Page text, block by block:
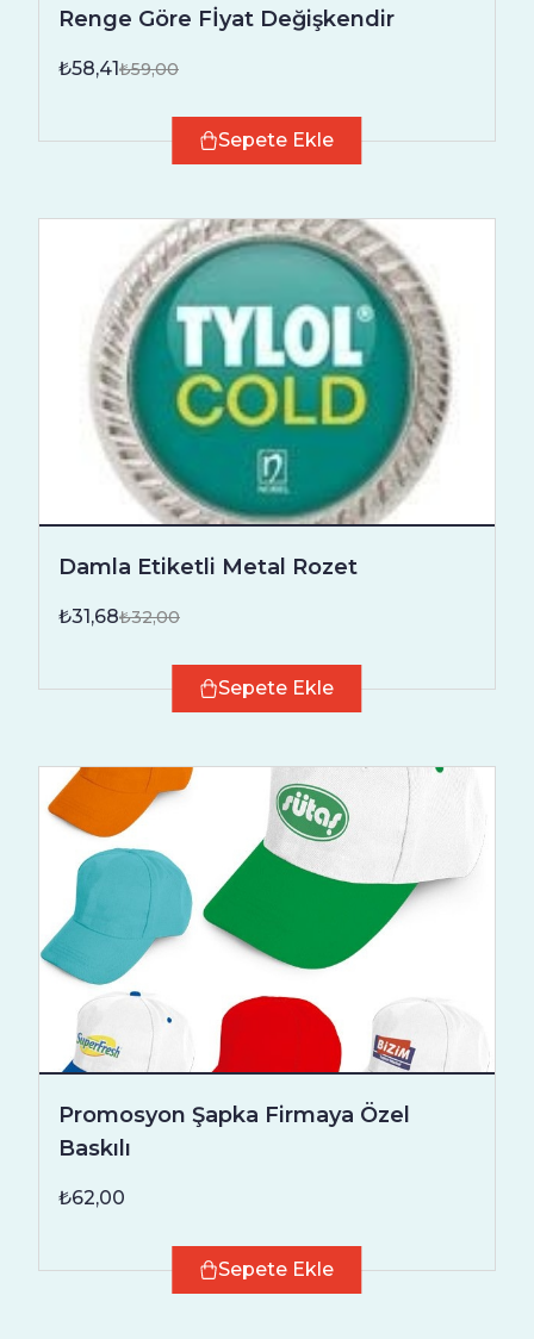
Renge Göre Fİyat Değişkendir
₺58,41₺59,00
Sepete Ekle
Damla Etiketli Metal Rozet
₺31,68₺32,00
Sepete Ekle
Promosyon Şapka Firmaya Özel
Baskılı
₺62,00
Sepete Ekle